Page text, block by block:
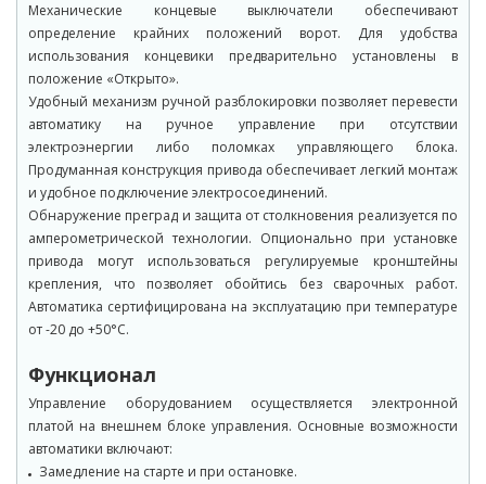
Механические концевые выключатели обеспечивают
определение крайних положений ворот. Для удобства
использования концевики предварительно установлены в
положение «Открыто».
Удобный механизм ручной разблокировки позволяет перевести
автоматику на ручное управление при отсутствии
электроэнергии либо поломках управляющего блока.
Продуманная конструкция привода обеспечивает легкий монтаж
и удобное подключение электросоединений.
Обнаружение преград и защита от столкновения реализуется по
амперометрической технологии. Опционально при установке
привода могут использоваться регулируемые кронштейны
крепления, что позволяет обойтись без сварочных работ.
Автоматика сертифицирована на эксплуатацию при температуре
от -20 до +50°C.
Функционал
Управление оборудованием осуществляется электронной
платой на внешнем блоке управления. Основные возможности
автоматики включают:
Замедление на старте и при остановке.